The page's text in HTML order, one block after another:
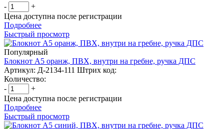
-
+
Цена доступна после регистрации
Подробнее
Быстрый просмотр
Популярный
Блокнот А5 оранж, ПВХ, внутри на гребне, ручка ДПС
Артикул: Д-2134-111 Штрих код:
Количество:
-
+
Цена доступна после регистрации
Подробнее
Быстрый просмотр